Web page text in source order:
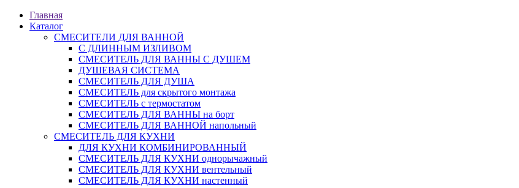
Главная
Каталог
СМЕСИТЕЛИ ДЛЯ ВАННОЙ
С ДЛИННЫМ ИЗЛИВОМ
СМЕСИТЕЛЬ ДЛЯ ВАННЫ С ДУШЕМ
ДУШЕВАЯ СИСТЕМА
СМЕСИТЕЛЬ ДЛЯ ДУША
СМЕСИТЕЛЬ для скрытого монтажа
СМЕСИТЕЛЬ с термостатом
СМЕСИТЕЛЬ ДЛЯ ВАННЫ на борт
СМЕСИТЕЛЬ ДЛЯ ВАННОЙ напольный
СМЕСИТЕЛЬ ДЛЯ КУХНИ
ДЛЯ КУХНИ КОМБИНИРОВАННЫЙ
СМЕСИТЕЛЬ ДЛЯ КУХНИ однорычажный
СМЕСИТЕЛЬ ДЛЯ КУХНИ вентельный
СМЕСИТЕЛЬ ДЛЯ КУХНИ настенный